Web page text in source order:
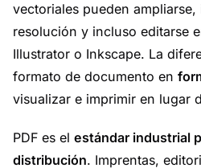
vectoriales pueden
resolución y incluso editarse
Illustrator o Inkscape. La
formato de documento en
visualizar e imprimir en lugar
PDF es el estándar industrial
distribución. Imprentas,